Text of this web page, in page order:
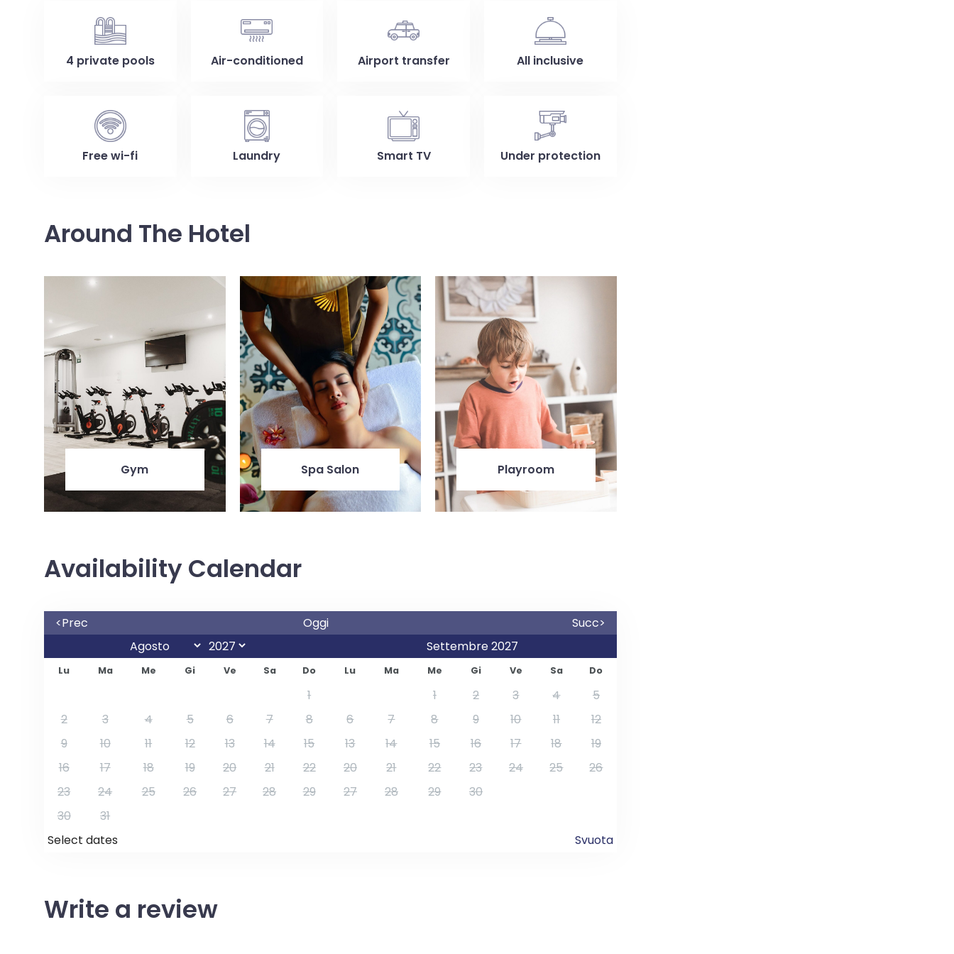
4 private pools Air-conditioned Airport transfer All inclusive
Free wi-fi Laundry Smart TV Under protection
Around The Hotel
Gym Spa Salon Playroom
Availability Calendar
<Prec Oggi Succ>
Lu Ma Me Gi Ve Sa Do
1
2
3 4 5 6 7
8
9
10 11 12 13 14
15
16
17 18 19 20 21
22
23
24 25 26 27 28
29
30
31
Settembre 2027
Lu Ma Me Gi Ve Sa Do
1 2 3 4
5
6
7 8 9 10 11
12
13
14 15 16 17 18
19
20
21 22 23 24 25
26
27
28 29 30
Select dates Svuota
Write a review
Check-out